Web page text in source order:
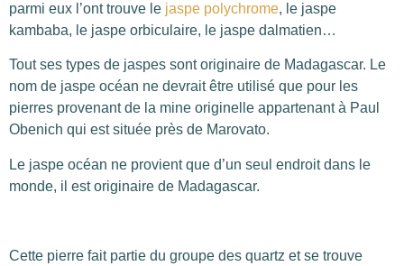
parmi eux l’ont trouve le jaspe polychrome, le jaspe
kambaba, le jaspe orbiculaire, le jaspe dalmatien…
Tout ses types de jaspes sont originaire de Madagascar. Le
nom de jaspe océan ne devrait être utilisé que pour les
pierres provenant de la mine originelle appartenant à Paul
Obenich qui est située près de Marovato.
Le jaspe océan ne provient que d’un seul endroit dans le
monde, il est originaire de Madagascar.
Cette pierre fait partie du groupe des quartz et se trouve